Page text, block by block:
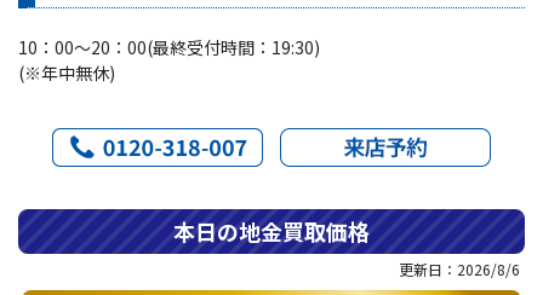
10：00～20：00(最終受付時間：19:30)
(※年中無休)
本日の地金買取価格
更新日：2026/8/6